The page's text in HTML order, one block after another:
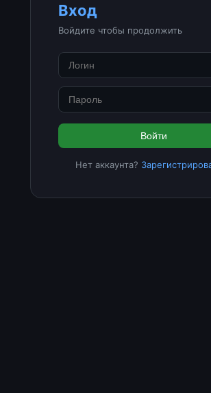
Вход
Войдите чтобы продолжить
Войти
Нет аккаунта?